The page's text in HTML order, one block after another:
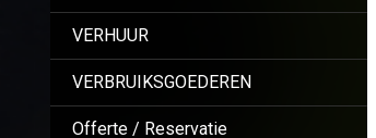
VERHUUR
VERBRUIKSGOEDEREN
Offerte / Reservatie